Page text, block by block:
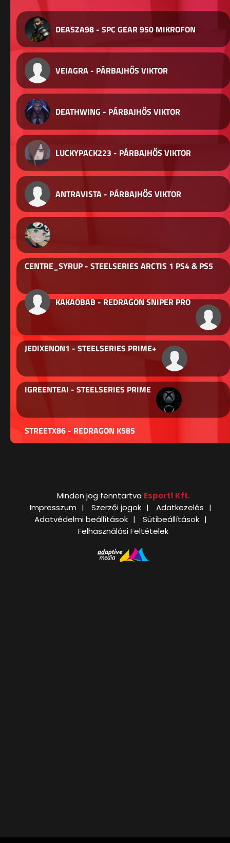
DEASZA98 - SPC GEAR 950 MIKROFON
VEIAGRA - PÁRBAJHŐS VIKTOR
DEATHWING - PÁRBAJHŐS VIKTOR
LUCKYPACK223 - PÁRBAJHŐS VIKTOR
ANTRAVISTA - PÁRBAJHŐS VIKTOR
CENTRE_SYRUP - STEELSERIES ARCTIS 1 PS4 & PS5
KAKAOBAB - REDRAGON SNIPER PRO
JEDIXENON1 - STEELSERIES PRIME+
IGREENTEAI - STEELSERIES PRIME
STREETX86 - REDRAGON K585
Minden jog fenntartva Esport1 Kft.
Impresszum
Szerzői jogok
Adatkezelés
Adatvédelmi beállítások
Sütibeállítások
Felhasználási Feltételek